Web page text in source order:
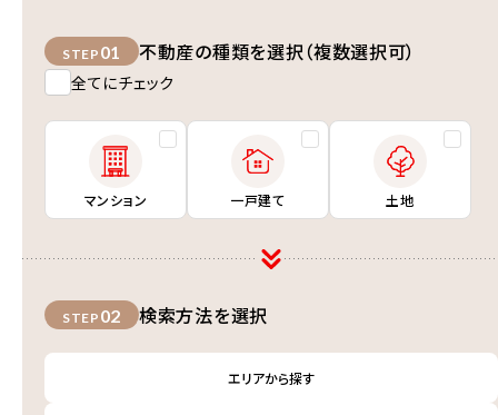
STEP 01 不動産の種類を選択（複数選択可）
全てにチェック
マンション 一戸建て 土地
STEP 02 検索方法を選択
エリアから探す